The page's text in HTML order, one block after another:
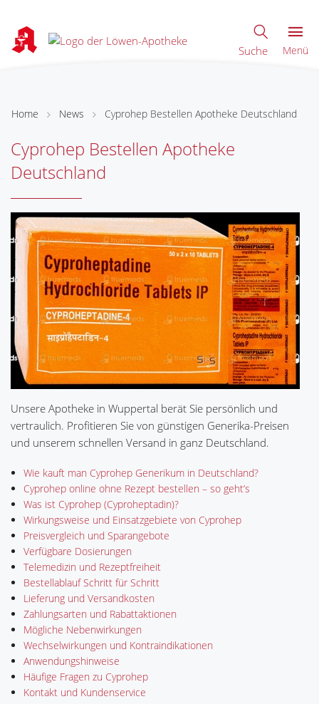
Suche Menü
Home News Cyprohep Bestellen Apotheke Deutschland
Cyprohep Bestellen Apotheke
Deutschland
Unsere Apotheke in Wuppertal berät Sie persönlich und
vertraulich. Profitieren Sie von günstigen Generika-Preisen
und unserem schnellen Versand in ganz Deutschland.
Wie kauft man Cyprohep Generikum in Deutschland?
Cyprohep online ohne Rezept bestellen – so geht’s
Was ist Cyprohep (Cyproheptadin)?
Wirkungsweise und Einsatzgebiete von Cyprohep
Preisvergleich und Sparangebote
Verfügbare Dosierungen
Telemedizin und Rezeptfreiheit
Bestellablauf Schritt für Schritt
Lieferung und Versandkosten
Zahlungsarten und Rabattaktionen
Mögliche Nebenwirkungen
Wechselwirkungen und Kontraindikationen
Anwendungshinweise
Häufige Fragen zu Cyprohep
Kontakt und Kundenservice